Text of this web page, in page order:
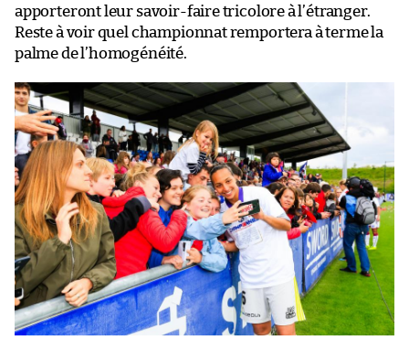
apporteront leur savoir-faire tricolore à l’étranger.
Reste à voir quel championnat remportera à terme la
palme de l’homogénéité.